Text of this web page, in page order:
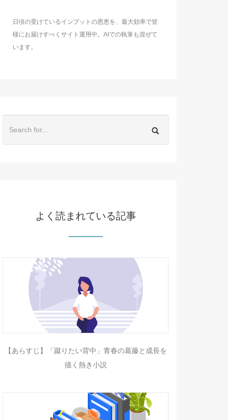
日頃の受けているインプットの恩恵を、最大効率で皆
様にお届けすべくサイト運用中。AIでの執筆も混ぜて
います。
よく読まれている記事
【あらすじ】「蹴りたい背中」青春の葛藤と成長を
描く熱き小説